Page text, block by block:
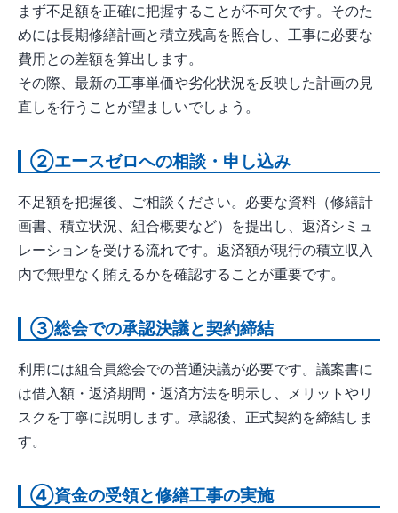
まず不足額を正確に把握することが不可欠です。そのた
めには長期修繕計画と積立残高を照合し、工事に必要な
費用との差額を算出します。
その際、最新の工事単価や劣化状況を反映した計画の見
直しを行うことが望ましいでしょう。
②エースゼロへの相談・申し込み
不足額を把握後、ご相談ください。必要な資料（修繕計
画書、積立状況、組合概要など）を提出し、返済シミュ
レーションを受ける流れです。返済額が現行の積立収入
内で無理なく賄えるかを確認することが重要です。
③総会での承認決議と契約締結
利用には組合員総会での普通決議が必要です。議案書に
は借入額・返済期間・返済方法を明示し、メリットやリ
スクを丁寧に説明します。承認後、正式契約を締結しま
す。
④資金の受領と修繕工事の実施